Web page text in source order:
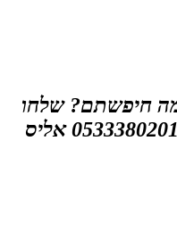
חיפשתם? שלחו